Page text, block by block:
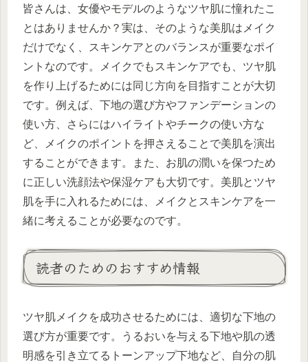
皆さんは、女優やモデルのようなツヤ肌に憧れたこ
とはありませんか？実は、そのような美肌はメイク
だけでなく、スキンケアとのバランスが重要なポイ
ントなのです。メイクでもスキンケアでも、ツヤ肌
を作り上げるためには同じ方向を目指すことが大切
です。例えば、下地の選び方やファンデーションの
使い方、さらにはハイライトやチークの使い方な
ど、メイクのポイントを押さえることで美肌を演出
することができます。また、お肌の潤いを保つため
に正しい洗顔法や保湿ケアも大切です。美肌とツヤ
肌を手に入れるためには、メイクとスキンケアを一
緒に考えることが必要なのです。
読者のためのおすすめ情報
ツヤ肌メイクを成功させるためには、適切な下地の
選び方が重要です。うるおいを与える下地や肌の透
明感を引き立てるトーンアップ下地など、自分の肌